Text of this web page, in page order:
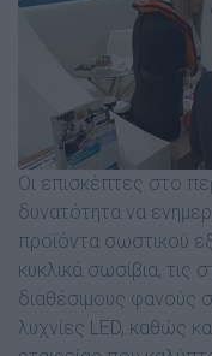
Οι επισκέπτες στο
δυνατότητα να
προϊόντα σωστικού
κυκλικά σωσίβια, τις
διαθέσιμους φανούς
λυχνίες LED, καθώς